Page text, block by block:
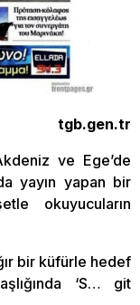
tgb.gen.tr
ve Ege’de
yayın yapan bir
okuyucuların
bir küfürle hedef
‘S… git